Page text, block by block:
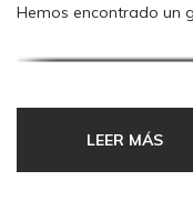
Hemos encontrado un
LEER MÁS